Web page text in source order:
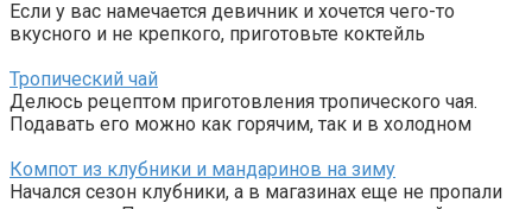
Если у вас намечается девичник и хочется чего-то
вкусного и не крепкого, приготовьте коктейль
Тропический чай
Делюсь рецептом приготовления тропического чая.
Подавать его можно как горячим, так и в холодном
Компот из клубники и мандаринов на зиму
Начался сезон клубники, а в магазинах еще не пропали